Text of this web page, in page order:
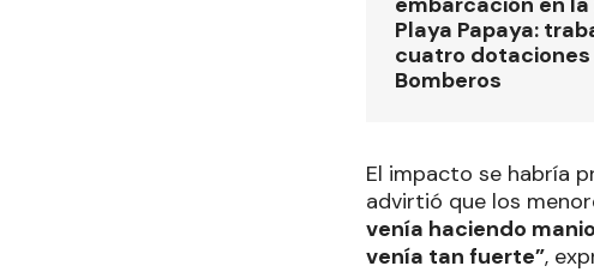
Playa Papaya:
cuatro dotaciones
Bomberos
El impacto se habría
advirtió que los
venía haciendo
venía tan fuerte”,